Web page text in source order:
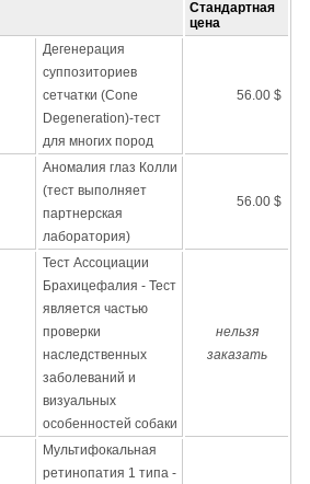
Стандартная
цена
Дегенерация
суппозиториев
сетчатки (Cone
Degeneration)-тест
для многих пород
56.00 $
Аномалия глаз Колли
(тест выполняет
партнерская
лаборатория)
56.00 $
Тест Ассоциации
Брахицефалия - Тест
является частью
проверки
наследственных
заболеваний и
визуальных
особенностей собаки
нельзя
заказать
Мультифокальная
ретинопатия 1 типа -